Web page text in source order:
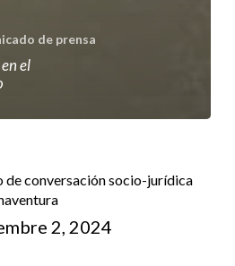
de prensa
el
de conversación socio-jurídica
2, 2024